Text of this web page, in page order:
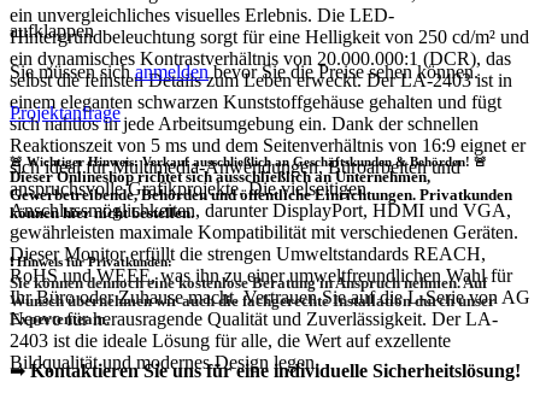
ein unvergleichliches visuelles Erlebnis. Die LED-
Hintergrundbeleuchtung sorgt für eine Helligkeit von 250 cd/m² und
ein dynamisches Kontrastverhältnis von 20.000.000:1 (DCR), das
selbst die feinsten Details zum Leben erweckt. Der LA-2403 ist in
einem eleganten schwarzen Kunststoffgehäuse gehalten und fügt
sich nahtlos in jede Arbeitsumgebung ein. Dank der schnellen
Reaktionszeit von 5 ms und dem Seitenverhältnis von 16:9 eignet er
sich ideal für Multimedia-Anwendungen, Büroarbeiten und
anspruchsvolle Grafikprojekte. Die vielseitigen
Anschlussmöglichkeiten, darunter DisplayPort, HDMI und VGA,
gewährleisten maximale Kompatibilität mit verschiedenen Geräten.
Dieser Monitor erfüllt die strengen Umweltstandards REACH,
RoHS und WEEE, was ihn zu einer umweltfreundlichen Wahl für
Ihr Büro oder Zuhause macht. Vertrauen Sie auf die L-Serie von AG
Neovo für herausragende Qualität und Zuverlässigkeit. Der LA-
2403 ist die ideale Lösung für alle, die Wert auf exzellente
Bildqualität und modernes Design legen.
aufklappen
Sie müssen sichanmeldenbevor Sie die Preise sehen können.
Projektanfrage
🚨 Wichtiger Hinweis: Verkauf ausschließlich an Geschäftskunden & Behörden! 🚨
Dieser Onlineshop richtet sichausschließlichan Unternehmen,
Gewerbetreibende, Behörden und öffentliche Einrichtungen. Privatkunden
können hier nicht bestellen.
❗Hinweis für Privatkunden:
Sie können dennoch einekostenlose Beratungin Anspruch nehmen. Auf
Wunsch übernehmen wir auch die fachgerechte Installationdurch unser
Expertenteam.
➡Kontaktieren Sie uns für eine individuelle Sicherheitslösung!